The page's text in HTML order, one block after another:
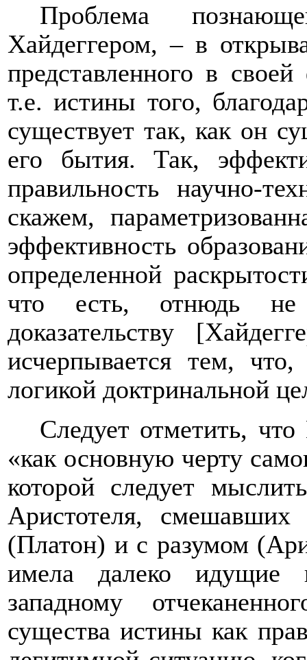
Проблема
Хайдеггером, – в
представленного в
т.е. истины того,
существует так, как он
его бытия. Так,
правильность научно-
скажем,
эффективность
определенной
что есть, отнюдь не
доказательству
исчерпывается тем,
логикой доктринальной
Следует отметить,
«как основную черту
которой следует
Аристотеля,
(Платон) и с разумом
имела далеко идущие
западному
существа истины как